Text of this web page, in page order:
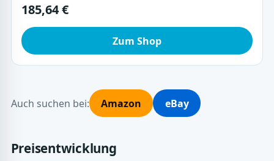
185,64 €
Zum Shop
Auch suchen bei: Amazon eBay
Preisentwicklung